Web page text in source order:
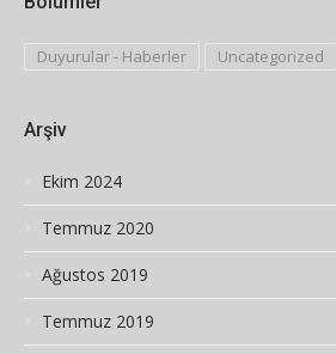
Duyurular - Haberler Uncategorized
Arşiv
Ekim 2024
Temmuz 2020
Ağustos 2019
Temmuz 2019